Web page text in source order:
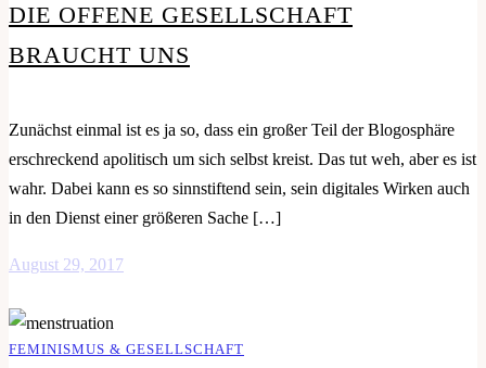
DIE OFFENE GESELLSCHAFT
BRAUCHT UNS
Zunächst einmal ist es ja so, dass ein großer Teil der Blogosphäre
erschreckend apolitisch um sich selbst kreist. Das tut weh, aber es ist
wahr. Dabei kann es so sinnstiftend sein, sein digitales Wirken auch
in den Dienst einer größeren Sache […]
August 29, 2017
FEMINISMUS & GESELLSCHAFT